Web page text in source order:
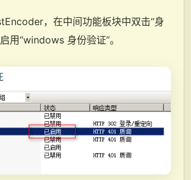
，在中间功能板块中双击“身
用“windows 身份验证”。